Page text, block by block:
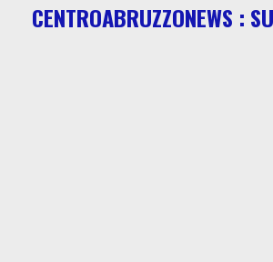
CENTROABRUZZONEWS :